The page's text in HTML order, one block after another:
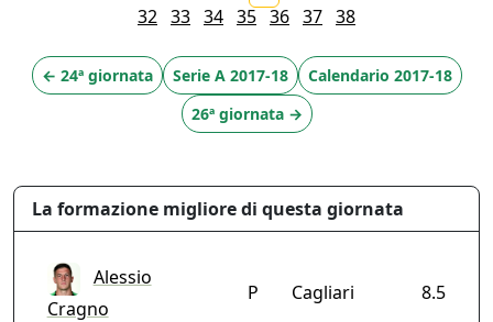
32 33 34 35 36 37 38
← 24ª giornata Serie A 2017-18
Calendario 2017-18
26ª giornata →
La formazione migliore di questa giornata
Alessio
Cragno
P Cagliari 8.5